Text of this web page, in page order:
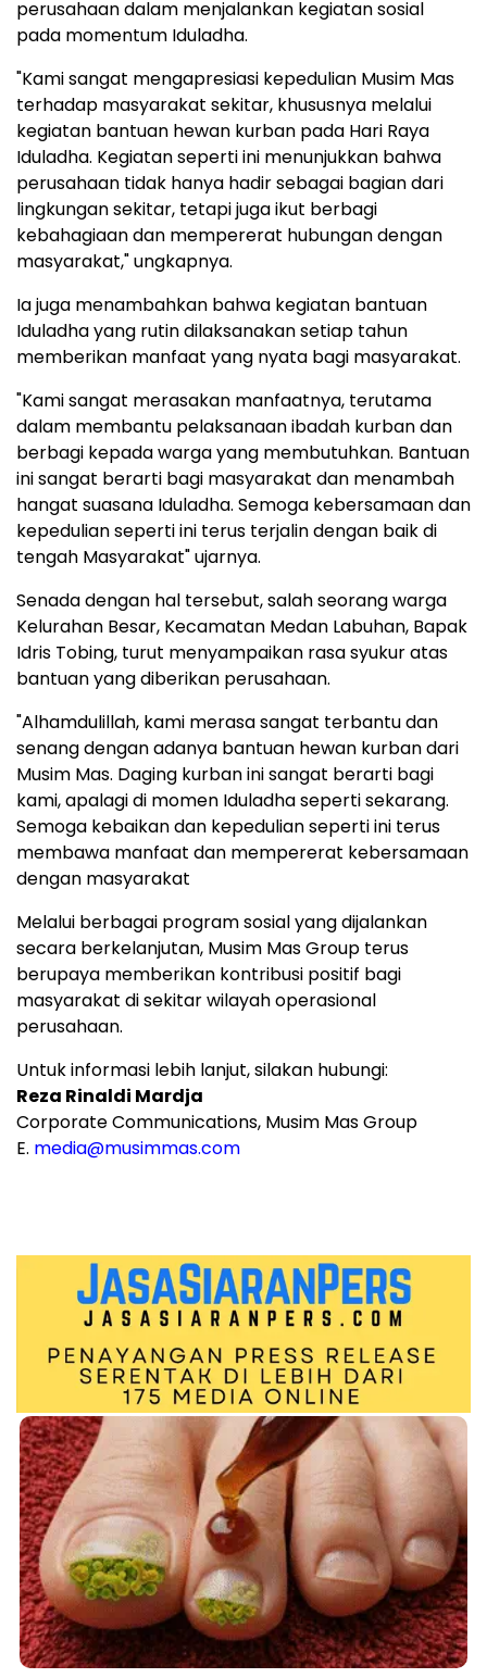
perusahaan dalam menjalankan kegiatan sosial
pada momentum Iduladha.
"Kami sangat mengapresiasi kepedulian Musim Mas
terhadap masyarakat sekitar, khususnya melalui
kegiatan bantuan hewan kurban pada Hari Raya
Iduladha. Kegiatan seperti ini menunjukkan bahwa
perusahaan tidak hanya hadir sebagai bagian dari
lingkungan sekitar, tetapi juga ikut berbagi
kebahagiaan dan mempererat hubungan dengan
masyarakat," ungkapnya.
Ia juga menambahkan bahwa kegiatan bantuan
Iduladha yang rutin dilaksanakan setiap tahun
memberikan manfaat yang nyata bagi masyarakat.
"Kami sangat merasakan manfaatnya, terutama
dalam membantu pelaksanaan ibadah kurban dan
berbagi kepada warga yang membutuhkan. Bantuan
ini sangat berarti bagi masyarakat dan menambah
hangat suasana Iduladha. Semoga kebersamaan dan
kepedulian seperti ini terus terjalin dengan baik di
tengah Masyarakat" ujarnya.
Senada dengan hal tersebut, salah seorang warga
Kelurahan Besar, Kecamatan Medan Labuhan, Bapak
Idris Tobing, turut menyampaikan rasa syukur atas
bantuan yang diberikan perusahaan.
"Alhamdulillah, kami merasa sangat terbantu dan
senang dengan adanya bantuan hewan kurban dari
Musim Mas. Daging kurban ini sangat berarti bagi
kami, apalagi di momen Iduladha seperti sekarang.
Semoga kebaikan dan kepedulian seperti ini terus
membawa manfaat dan mempererat kebersamaan
dengan masyarakat
Melalui berbagai program sosial yang dijalankan
secara berkelanjutan, Musim Mas Group terus
berupaya memberikan kontribusi positif bagi
masyarakat di sekitar wilayah operasional
perusahaan.
Untuk informasi lebih lanjut, silakan hubungi:
Reza Rinaldi Mardja
Corporate Communications, Musim Mas Group
E. media@musimmas.com